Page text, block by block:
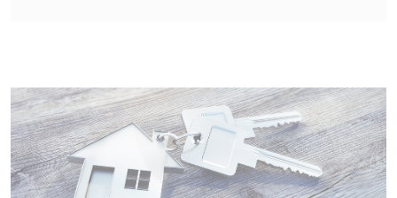
LAST_RESULT_ENTRY_KEY
Anbieter:
youtube.com
Zweck:
Wird verwendet, um die
Image